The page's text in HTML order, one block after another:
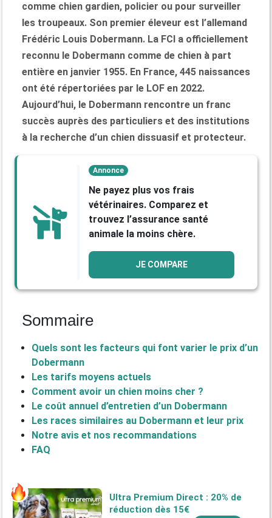
comme chien gardien, policier ou pour surveiller
les troupeaux. Son premier éleveur est l’allemand
Frédéric Louis Dobermann. La FCI a officiellement
reconnu le Dobermann comme de chien à part
entière en janvier 1955. En France, 445 naissances
ont été répertoriées par le LOF en 2022.
Aujourd’hui, le Dobermann rencontre un franc
succès auprès des particuliers et des institutions
à la recherche d’un chien dissuasif et protecteur.
Annonce
Ne payez plus vos frais
vétérinaires. Comparez et
trouvez l’assurance santé
animale la moins chère.
JE COMPARE
Sommaire
Quels sont les facteurs qui font varier le prix d’un
Dobermann
Les tarifs moyens actuels
Comment avoir un chien moins cher ?
Le coût annuel d’entretien d’un Dobermann
Les races similaires au Dobermann et leur prix
Notre avis et nos recommandations
FAQ
Ultra Premium Direct : 20% de
réduction dès 15€